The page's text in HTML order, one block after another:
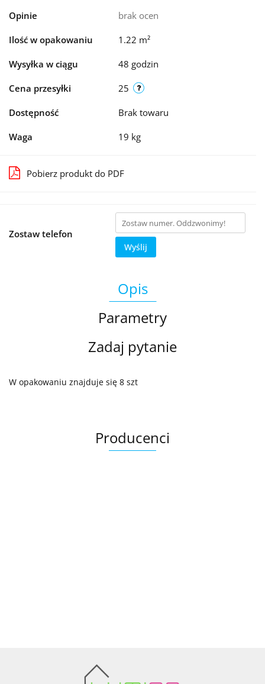
Opinie brak ocen
Ilość w opakowaniu 1.22 m²
Wysyłka w ciągu 48 godzin
Cena przesyłki 25
Dostępność Brak towaru
Waga 19 kg
Pobierz produkt do PDF
Zostaw telefon
Wyślij
Opis
Parametry
Zadaj pytanie
W opakowaniu znajduje się 8 szt
Producenci